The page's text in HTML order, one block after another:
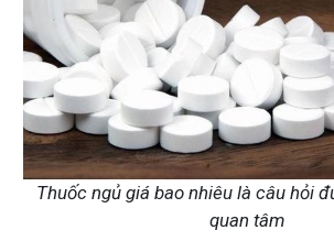
Thuốc ngủ giá bao nhiêu là câu hỏi
quan tâm